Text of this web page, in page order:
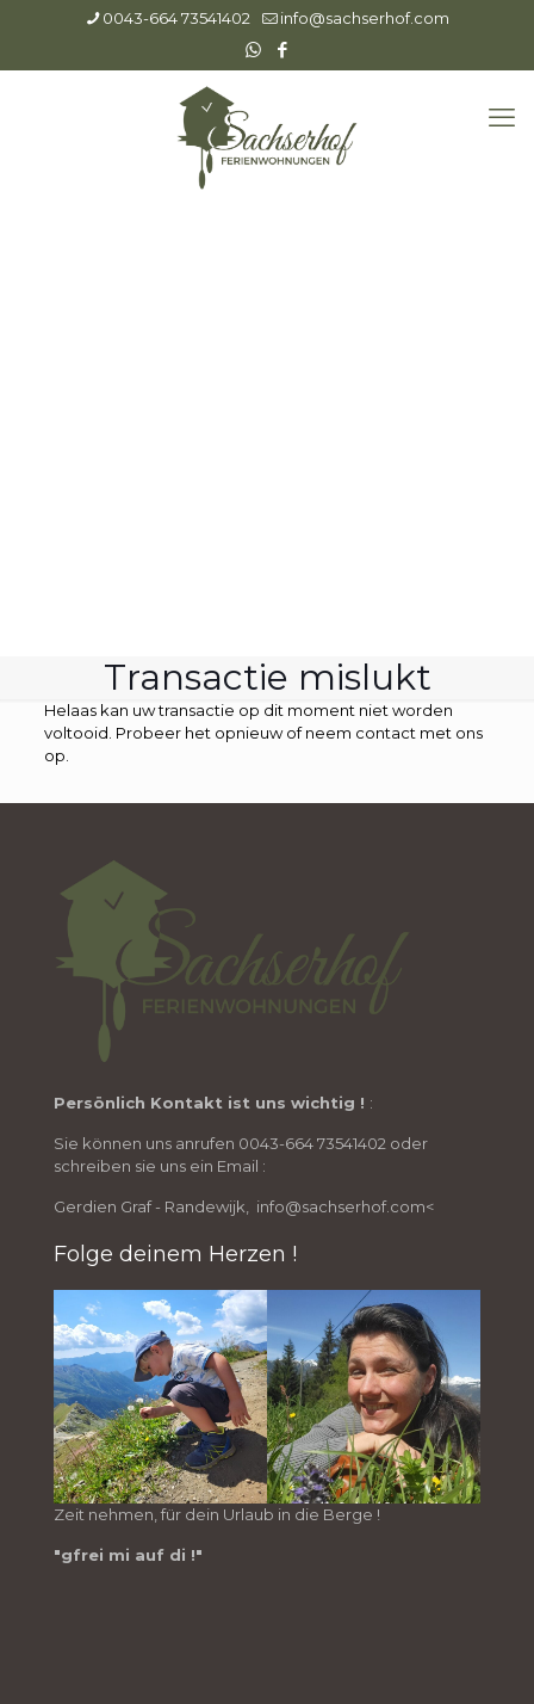
0043-664 73541402 info@sachserhof.com
Transactie mislukt
Helaas kan uw transactie op dit moment niet worden
voltooid. Probeer het opnieuw of neem contact met ons
op.
Persönlich Kontakt ist uns wichtig ! :
Sie können uns anrufen 0043-664 73541402 oder
schreiben sie uns ein Email :
Gerdien Graf - Randewijk, info@sachserhof.com<
Folge deinem Herzen !
Zeit nehmen, für dein Urlaub in die Berge !
"gfrei mi auf di !"